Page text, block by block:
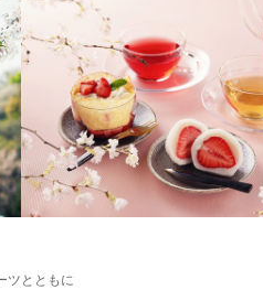
ツとともに